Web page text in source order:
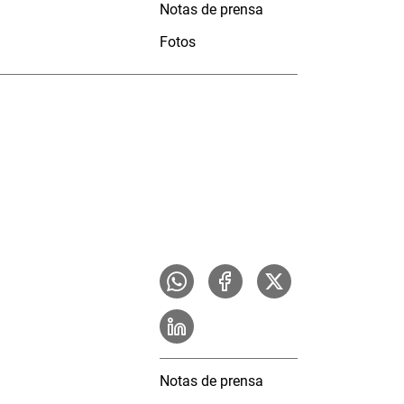
Notas de prensa
Fotos
Notas de prensa